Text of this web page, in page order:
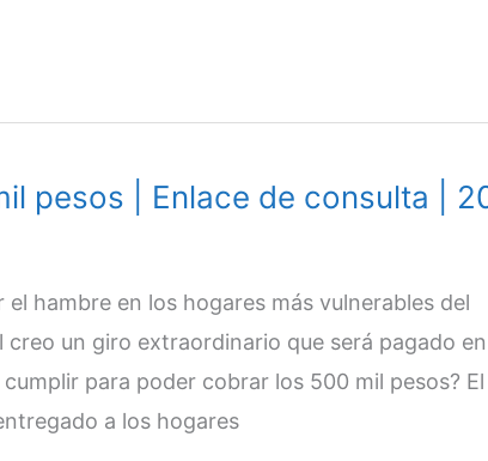
pesos | Enlace de consulta |
hambre en los hogares más vulnerables del
un giro extraordinario que será pagado en
para poder cobrar los 500 mil pesos? El
a los hogares